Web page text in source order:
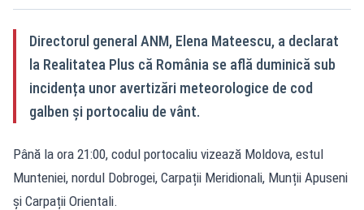
Directorul general ANM, Elena Mateescu, a declarat
la Realitatea Plus că România se află duminică sub
incidența unor avertizări meteorologice de cod
galben și portocaliu de vânt.
Până la ora 21:00, codul portocaliu vizează Moldova, estul
Munteniei, nordul Dobrogei, Carpații Meridionali, Munții Apuseni
și Carpații Orientali.